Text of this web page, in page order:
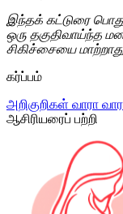
இந்தக் கட்டுரை
ஒரு தகுதிவாய்ந்த
சிகிச்சையை
கர்ப்பம்
அறிகுறிகள் வாரா
ஆசிரியரைப் பற்றி